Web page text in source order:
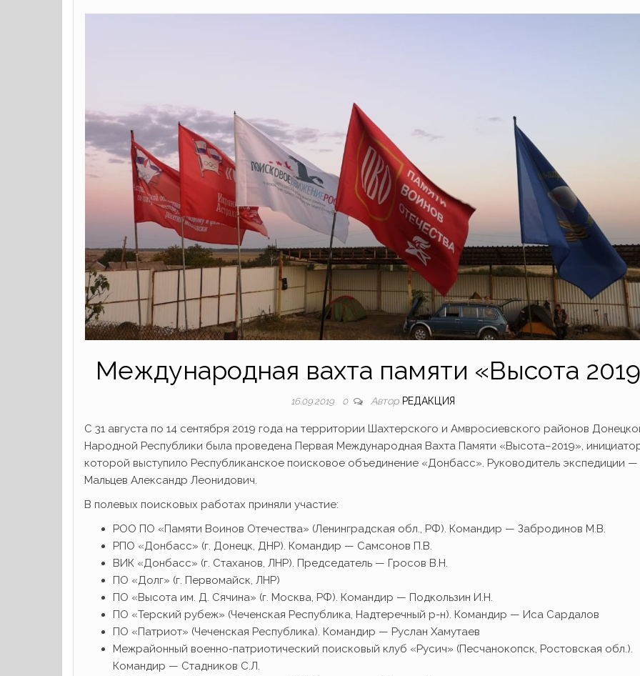
Международная вахта памяти «Высота
16.09.2019 0 Автор РЕДАКЦИЯ
С 31 августа по 14 сентября 2019 года на территории Шахтерского и Амвросиевского районов
Народной Республики была проведена Первая Международная Вахта Памяти «Высота–2019»,
которой выступило Республиканское поисковое объединение «Донбасс». Руководитель экспедиции —
Мальцев Александр Леонидович.
В полевых поисковых работах приняли участие:
РОО ПО «Памяти Воинов Отечества» (Ленинградская обл., РФ). Командир — Забродинов М.В.
РПО «Донбасс» (г. Донецк, ДНР). Командир — Самсонов П.В.
ВИК «Донбасс» (г. Стаханов, ЛНР). Председатель — Гросов В.Н.
ПО «Долг» (г. Первомайск, ЛНР)
ПО «Высота им. Д. Сячина» (г. Москва, РФ). Командир — Подкользин И.Н.
ПО «Терский рубеж» (Чеченская Республика, Надтеречный р-н). Командир — Иса Сардалов
ПО «Патриот» (Чеченская Республика). Командир — Руслан Хамутаев
Межрайонный военно-патриотический поисковый клуб «Русич» (Песчанокопск, Ростовская обл.).
Командир — Стадников С.Л.